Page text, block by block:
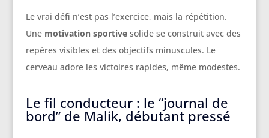
Le vrai défi n’est pas l’exercice, mais la répétition.
Une motivation sportivesolide se construit avec des
repères visibles et des objectifs minuscules. Le
cerveau adore les victoires rapides, même modestes.
Le fil conducteur : le “journal de
bord” de Malik, débutant pressé